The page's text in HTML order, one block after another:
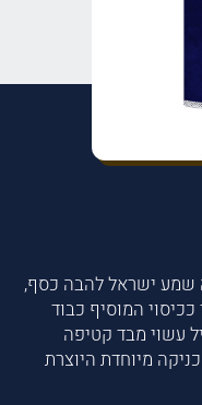
שמע ישראל להבה כסף,
המוסיף כבוד
עשוי מבד קטיפה
מיוחדת היוצרת